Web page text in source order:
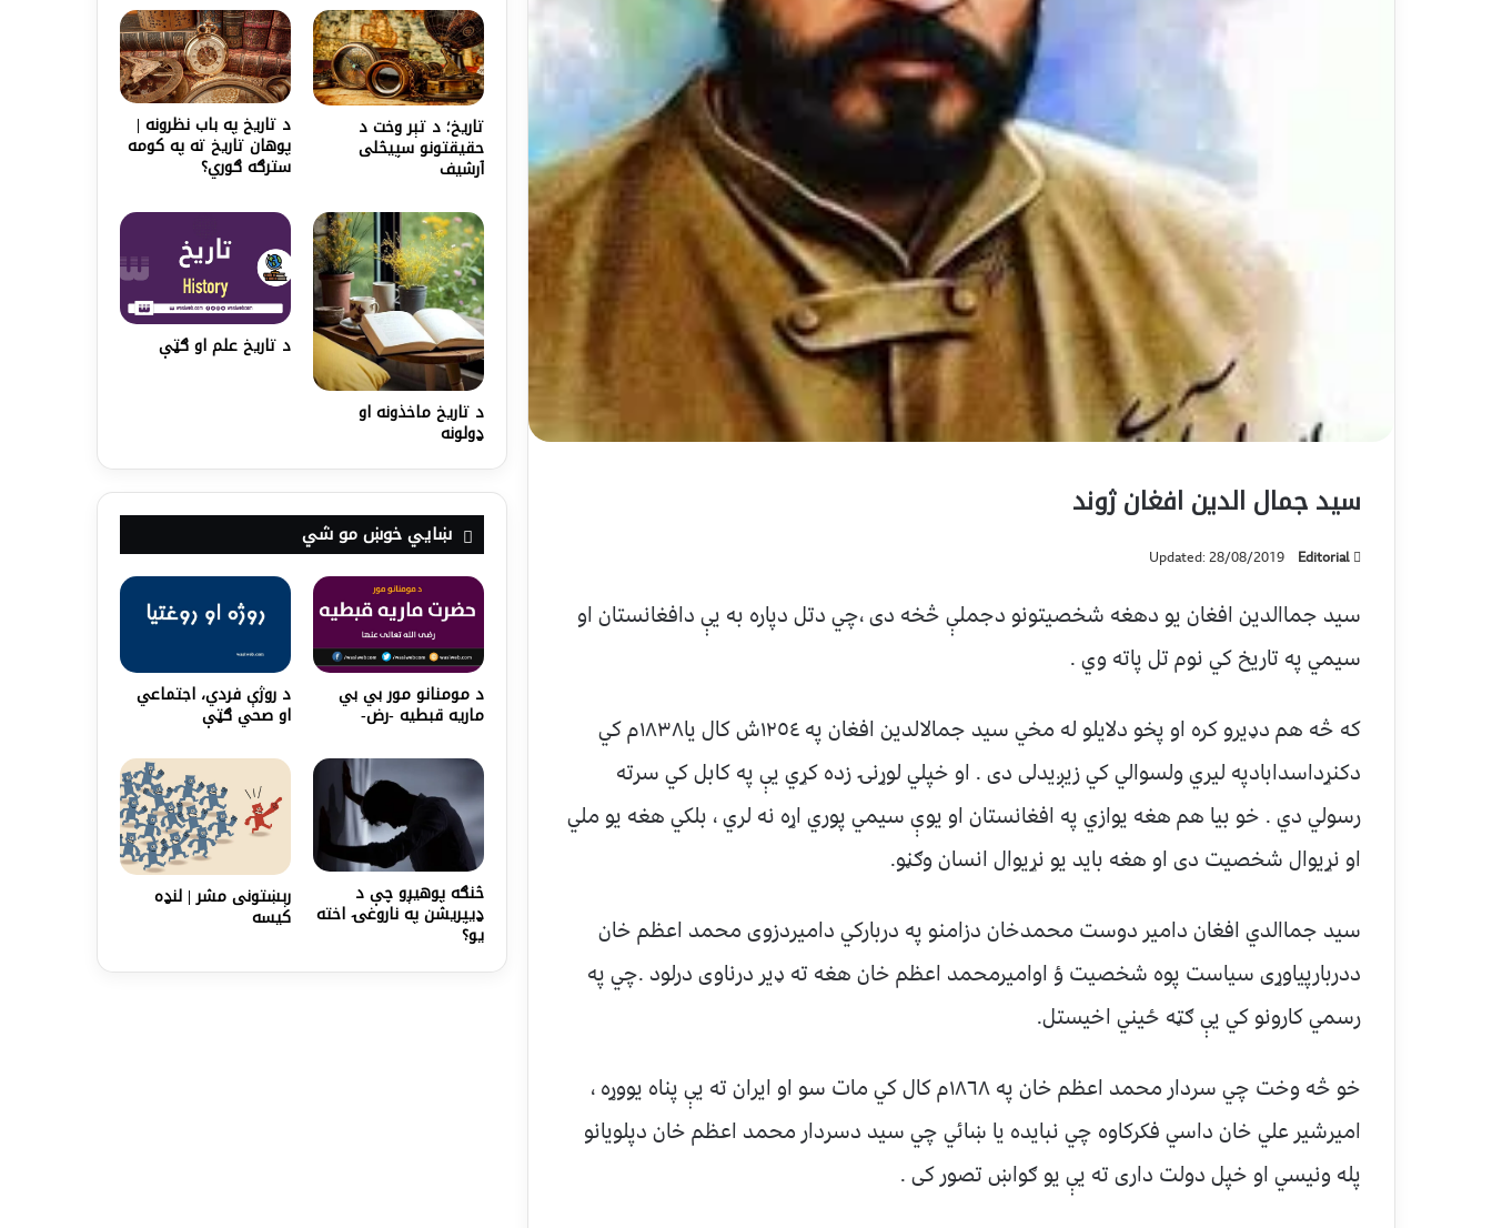
سید جمال الدین افغان ژوند
Editorial
Updated: 28/08/2019
سيد جماالدين افغان يو دهغه شخصيتونو دجملې څخه دی ،چي دتل دپاره به يې دافغانستان او
سيمي په تاريخ کي نوم تل پاته وي .
که څه هم دډيرو کره او پخو دلايلو له مخي سيد جمالالدين افغان په ١٢٥٤ش کال يا١٨٣٨م کي
دکنړداسدابادپه ليري ولسوالي کي زيږيدلی دی . او خپلي لوړنۍ زده کړي يې په کابل کي سرته
رسولي دي . خو بيا هم هغه يوازي په افغانستان او يوې سيمي پوري اړه نه لري ، بلکي هغه يو ملي
او نړيوال شخصيت دی او هغه بايد يو نړيوال انسان وګڼو.
سيد جماالدي افغان دامير دوست محمدخان دزامنو په دربارکي داميردزوی محمد اعظم خان
ددربارپياوړی سياست پوه شخصيت ؤ اواميرمحمد اعظم خان هغه ته ډير درناوی درلود .چي په
رسمي کارونو کي يې ګټه ځيني اخيستل.
خو څه وخت چي سردار محمد اعظم خان په ١٨٦٨م کال کي مات سو او ايران ته يې پناه يووړه ،
اميرشير علي خان داسي فکرکاوه چي نبايده يا ښائي چي سيد دسردار محمد اعظم خان دپلويانو
پله ونيسي او خپل دولت داری ته يې يو ګواښ تصور کی .
تاریخ؛ د تېر وخت د
حقیقتونو سپیڅلی
آرشیف
د تاریخ په باب نظرونه |
پوهان تاریخ ته په کومه
سترګه ګوري؟
د تاریخ ماخذونه او
ډولونه
د تاریخ علم او ګټې
ښايي خوښ مو شي
د مومنانو مور بي بي
ماریه قبطیه -رض-
د روژې فردي، اجتماعي
او صحي ګټې
څنګه پوهیږو چې د
ډیپریشن په ناروغۍ اخته
یو؟
رېښتونی مشر | لنډه
کیسه